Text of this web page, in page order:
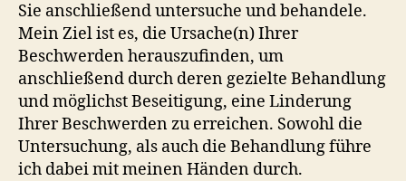
Sie anschließend untersuche und behandele.
Mein Ziel ist es, die Ursache(n) Ihrer
Beschwerden herauszufinden, um
anschließend durch deren gezielte Behandlung
und möglichst Beseitigung, eine Linderung
Ihrer Beschwerden zu erreichen. Sowohl die
Untersuchung, als auch die Behandlung führe
ich dabei mit meinen Händen durch.